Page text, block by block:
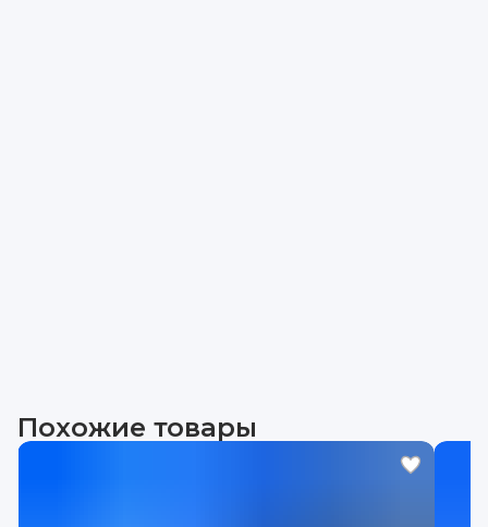
Похожие товары